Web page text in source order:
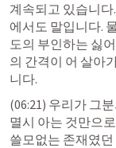
계속되고 있습니
에서도 말입니다.
도의 부인하는 싫
의 간격이 어 살아
니다.
(06:21) 우리가 그
멸시 아는 것만으
쓸모없는 존재였